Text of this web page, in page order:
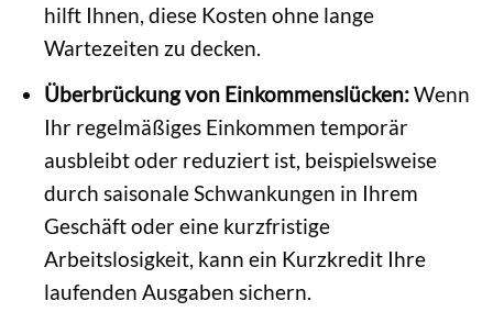
hilft Ihnen, diese Kosten ohne lange
Wartezeiten zu decken.
Überbrückung von Einkommenslücken:Wenn
Ihr regelmäßiges Einkommen temporär
ausbleibt oder reduziert ist, beispielsweise
durch saisonale Schwankungen in Ihrem
Geschäft oder eine kurzfristige
Arbeitslosigkeit, kann ein Kurzkredit Ihre
laufenden Ausgaben sichern.